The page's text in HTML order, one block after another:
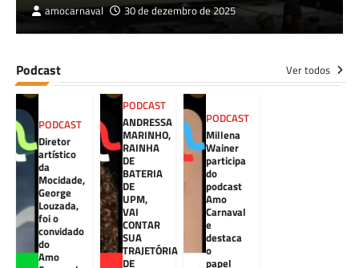
amocarnaval 30 de dezembro de 2025
Podcast Ver todos
PODCAST
Diretor
artístico
da
Mocidade,
George
Louzada,
foi o
convidado
do
Amo
PODCAST
ANDRESSA
MARINHO,
RAINHA
DE
BATERIA
DE
UPM,
VAI
CONTAR
SUA
TRAJETÓRIA
DE
PODCAST
Millena
Wainer
participa
do
podcast
Amo
Carnaval
e
destaca
o
papel